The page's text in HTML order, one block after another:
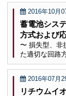
2016年10月
蓄電池シス
方式および
〜 損失型、非
た適切な回路
2016年07月
リチウムイ